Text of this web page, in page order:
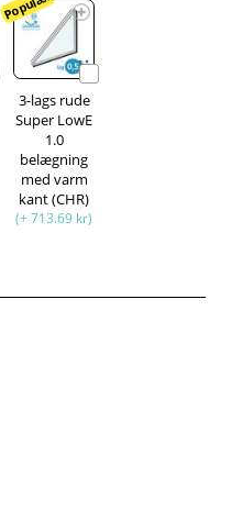
3-lags rude
Super LowE
1.0
belægning
med varm
kant (CHR)
(+ 713.69 kr)